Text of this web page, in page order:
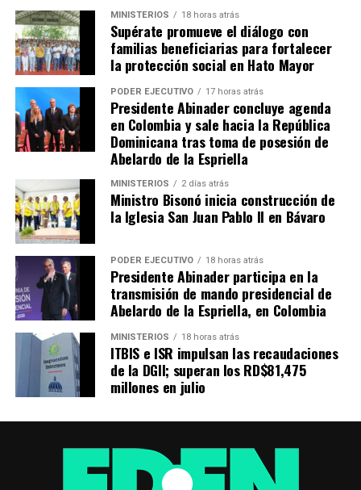
MINISTERIOS 18 horas atrás
Supérate promueve el diálogo con
familias beneficiarias para fortalecer
la protección social en Hato Mayor
PODER EJECUTIVO 17 horas atrás
Presidente Abinader concluye agenda
en Colombia y sale hacia la República
Dominicana tras toma de posesión de
Abelardo de la Espriella
MINISTERIOS 2 días atrás
Ministro Bisonó inicia construcción de
la Iglesia San Juan Pablo II en Bávaro
PODER EJECUTIVO 18 horas atrás
Presidente Abinader participa en la
transmisión de mando presidencial de
Abelardo de la Espriella, en Colombia
MINISTERIOS 18 horas atrás
ITBIS e ISR impulsan las recaudaciones
de la DGII; superan los RD$81,475
millones en julio